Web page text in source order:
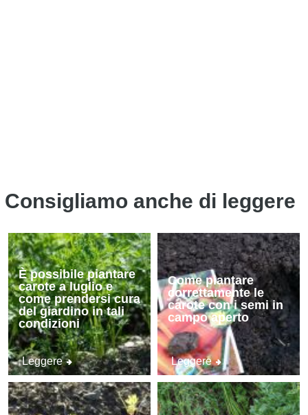
Consigliamo anche di leggere
È possibile piantare
carote a luglio e
come prendersi cura
del giardino in tali
condizioni
Leggere
Come piantare
correttamente le
carote con i semi in
campo aperto
Leggere